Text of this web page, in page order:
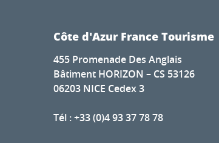
Côte d'Azur France Tourisme
455 Promenade Des Anglais
Bâtiment HORIZON – CS 53126
06203 NICE Cedex 3
Tél : +33 (0)4 93 37 78 78